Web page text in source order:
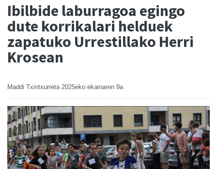
Ibilbide laburragoa egingo
dute korrikalari helduek
zapatuko Urrestillako Herri
Krosean
Maddi Txintxurreta 2025eko ekainaren 9a